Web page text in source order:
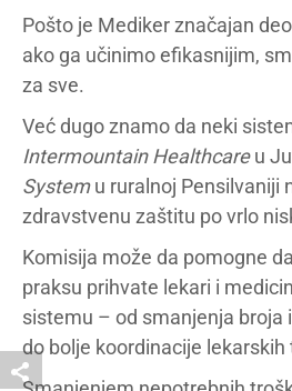
Pošto je Mediker značajan
ako ga učinimo efikasnijim,
za sve.
Već dugo znamo da neki
Intermountain Healthcareu
Systemu ruralnoj Pensilvaniji
zdravstvenu zaštitu po vrlo
Komisija može da pomogne
praksu prihvate lekari i
sistemu – od smanjenja broja
do bolje koordinacije lekarskih